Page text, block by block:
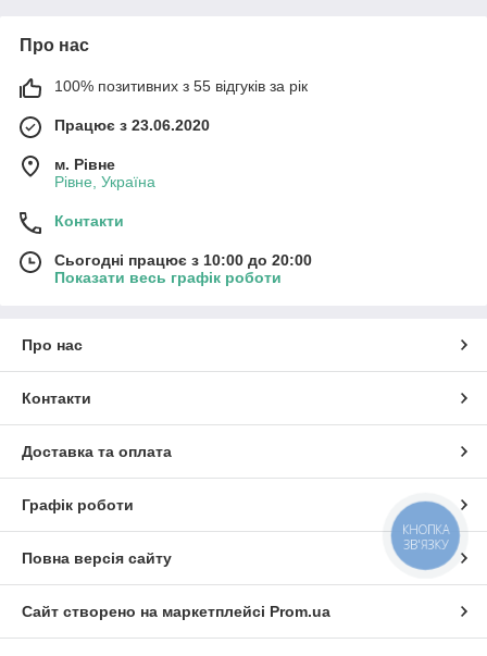
Про нас
100% позитивних з 55 відгуків за рік
Працює з 23.06.2020
м. Рівне
Рівне, Україна
Контакти
Сьогодні працює з 10:00 до 20:00
Показати весь графік роботи
Про нас
Контакти
Доставка та оплата
Графік роботи
Повна версія сайту
Сайт створено на маркетплейсі Prom.ua
КНОПКА
ЗВ'ЯЗКУ